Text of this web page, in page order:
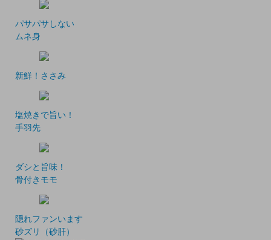
パサパサしない
ムネ身
新鮮！ささみ
塩焼きで旨い！
手羽先
ダシと旨味！
骨付きモモ
隠れファンいます
砂ズリ（砂肝）